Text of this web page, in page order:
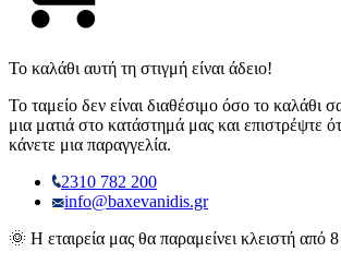
Το καλάθι αυτή τη στιγμή είναι άδειο!
Το ταμείο δεν είναι διαθέσιμο όσο το καλάθι
μια ματιά στο κατάστημά μας και επιστρέψτε
κάνετε μια παραγγελία.
2310 782 200
info@baxevanidis.gr
🌞 Η εταιρεία μας θα παραμείνει κλειστή από